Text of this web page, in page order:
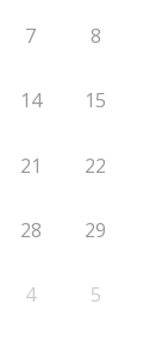
7 8
14 15
21 22
28 29
4 5